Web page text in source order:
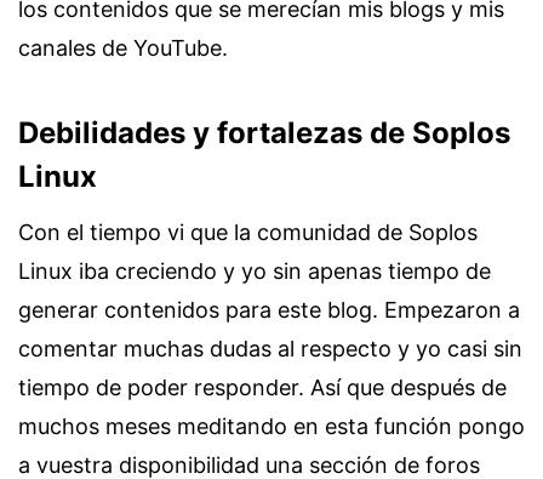
los contenidos que se merecían mis blogs y mis
canales de YouTube.
Debilidades y fortalezas de Soplos
Linux
Con el tiempo vi que la comunidad de Soplos
Linux iba creciendo y yo sin apenas tiempo de
generar contenidos para este blog. Empezaron a
comentar muchas dudas al respecto y yo casi sin
tiempo de poder responder. Así que después de
muchos meses meditando en esta función pongo
a vuestra disponibilidad una sección de foros